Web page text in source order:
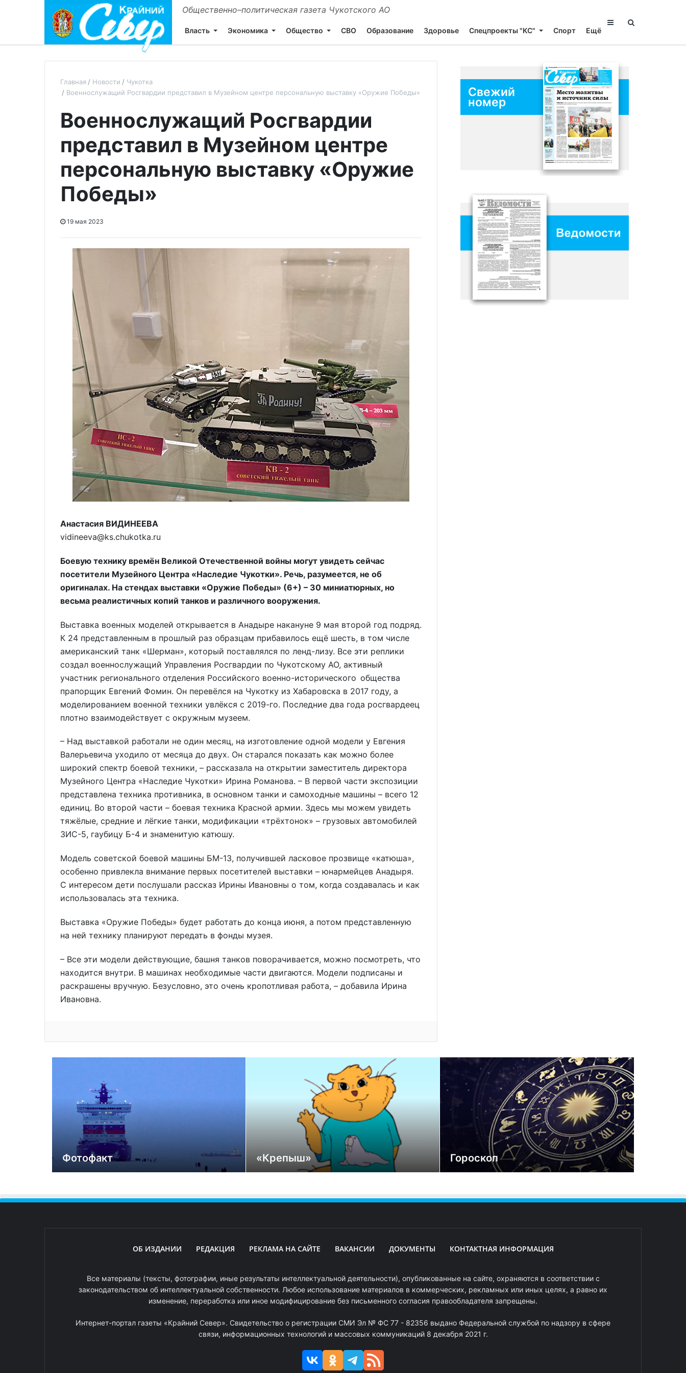
Общественно–политическая газета Чукотского АО
Власть Экономика Общество СВО Образование Здоровье Спецпроекты "КС" Спорт Ещё
Главная Новости
Чукотка
Военнослужащий Росгвардии представил в Музейном центре персональную выставку «Оружие Победы»
Военнослужащий Росгвардии
представил в Музейном центре
персональную выставку «Оружие
Победы»
19 мая 2023
Анастасия ВИДИНЕЕВА
vidineeva@ks.chukotka.ru
Боевую технику времён Великой Отечественной войны могут увидеть сейчас
посетители Музейного Центра «Наследие Чукотки». Речь, разумеется, не об
оригиналах. На стендах выставки «Оружие Победы» (6+) – 30 миниатюрных, но
весьма реалистичных копий танков и различного вооружения.
Выставка военных моделей открывается в Анадыре накануне 9 мая второй год подряд.
К 24 представленным в прошлый раз образцам прибавилось ещё шесть, в том числе
американский танк «Шерман», который поставлялся по ленд-лизу. Все эти реплики
создал военнослужащий Управления Росгвардии по Чукотскому АО, активный
участник регионального отделения Российского военно-исторического общества
прапорщик Евгений Фомин. Он перевёлся на Чукотку из Хабаровска в 2017 году, а
моделированием военной техники увлёкся с 2019-го. Последние два года росгвардеец
плотно взаимодействует с окружным музеем.
– Над выставкой работали не один месяц, на изготовление одной модели у Евгения
Валерьевича уходило от месяца до двух. Он старался показать как можно более
широкий спектр боевой техники, – рассказала на открытии заместитель директора
Музейного Центра «Наследие Чукотки» Ирина Романова. – В первой части экспозиции
представлена техника противника, в основном танки и самоходные машины – всего 12
единиц. Во второй части – боевая техника Красной армии. Здесь мы можем увидеть
тяжёлые, средние и лёгкие танки, модификации «трёхтонок» – грузовых автомобилей
ЗИС-5, гаубицу Б-4 и знаменитую катюшу.
Модель советской боевой машины БМ-13, получившей ласковое прозвище «катюша»,
особенно привлекла внимание первых посетителей выставки – юнармейцев Анадыря.
С интересом дети послушали рассказ Ирины Ивановны о том, когда создавалась и как
использовалась эта техника.
Выставка «Оружие Победы» будет работать до конца июня, а потом представленную
на ней технику планируют передать в фонды музея.
– Все эти модели действующие, башня танков поворачивается, можно посмотреть, что
находится внутри. В машинах необходимые части двигаются. Модели подписаны и
раскрашены вручную. Безусловно, это очень кропотливая работа, – добавила Ирина
Ивановна.
Свежий
номер
Фотофакт «Крепыш» Гороскоп
ОБ ИЗДАНИИ РЕДАКЦИЯ РЕКЛАМА НА САЙТЕ ВАКАНСИИ ДОКУМЕНТЫ КОНТАКТНАЯ ИНФОРМАЦИЯ
Все материалы (тексты, фотографии, иные результаты интеллектуальной деятельности), опубликованные на сайте, охраняются в соответствии с
законодательством об интеллектуальной собственности. Любое использование материалов в коммерческих, рекламных или иных целях, а равно их
изменение, переработка или иное модифицирование без письменного согласия правообладателя запрещены.
Интернет-портал газеты «Крайний Север». Свидетельство о регистрации СМИ Эл № ФС 77 - 82356 выдано Федеральной службой по надзору в сфере
связи, информационных технологий и массовых коммуникаций 8 декабря 2021 г.